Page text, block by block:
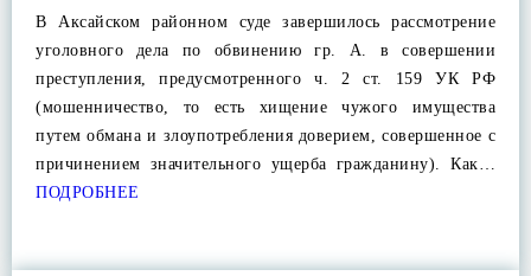
В Аксайском районном суде завершилось рассмотрение
уголовного дела по обвинению гр. А. в совершении
преступления, предусмотренного ч. 2 ст. 159 УК РФ
(мошенничество, то есть хищение чужого имущества
путем обмана и злоупотребления доверием, совершенное с
причинением значительного ущерба гражданину). Как…
ПОДРОБНЕЕ